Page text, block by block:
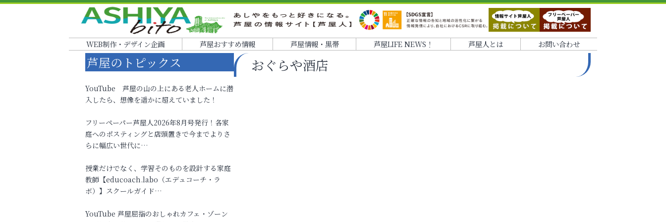
WEB制作・デザイン企画 芦屋おすすめ情報 芦屋情報・黒帯 芦屋LIFE NEWS！ 芦屋人とは お問い合わせ
おぐらや酒店
芦屋のトピックス
YouTube 芦屋の山の上にある老人ホームに潜
入したら、想像を遥かに超えていました！
フリーペーパー芦屋人2026年8月号発行！各家
庭へのポスティングと店頭置きで今までよりさ
らに幅広い世代に…
授業だけでなく、学習そのものを設計する家庭
教師【educoach.labo（エデュコーチ・ラ
ボ）】スクールガイド…
YouTube 芦屋屈指のおしゃれカフェ・ゾーン